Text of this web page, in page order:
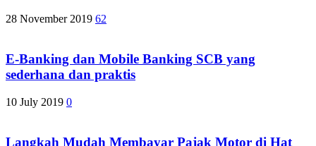
28 November 2019 62
E-Banking dan Mobile Banking SCB yang
sederhana dan praktis
10 July 2019 0
Langkah Mudah Membayar Pajak Motor di Hat